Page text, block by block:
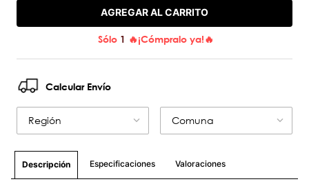
AGREGAR AL CARRITO
Sólo 1 🔥¡Cómpralo ya!🔥
Calcular Envío
Región Comuna
Descripción Especificaciones Valoraciones